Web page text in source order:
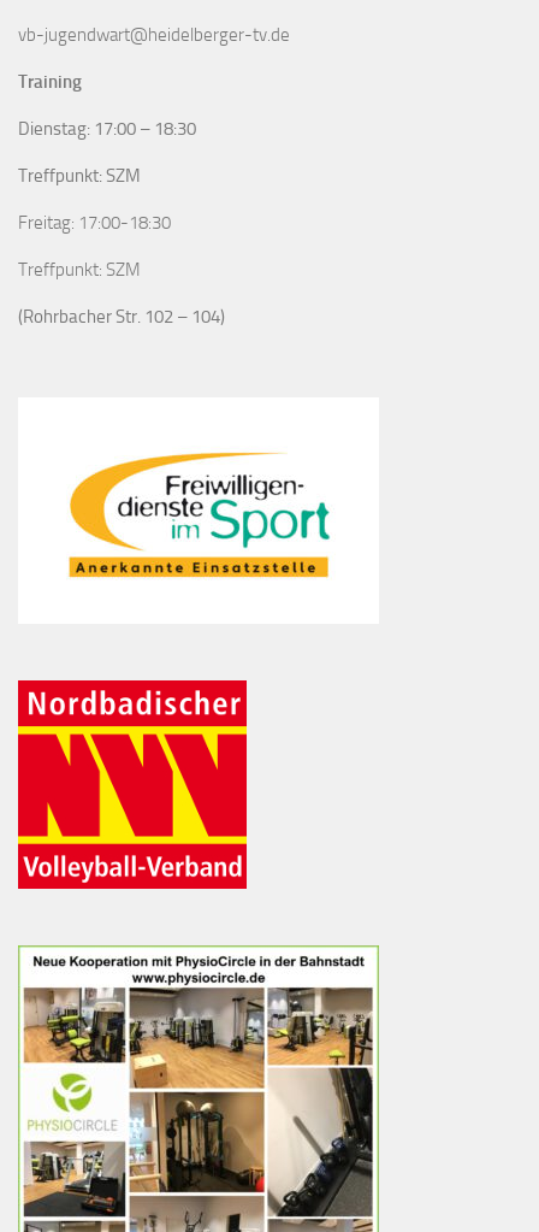
vb-jugendwart@heidelberger-tv.de
Training
Dienstag: 17:00 – 18:30
Treffpunkt: SZM
Freitag: 17:00-18:30
Treffpunkt: SZM
(Rohrbacher Str. 102 – 104)